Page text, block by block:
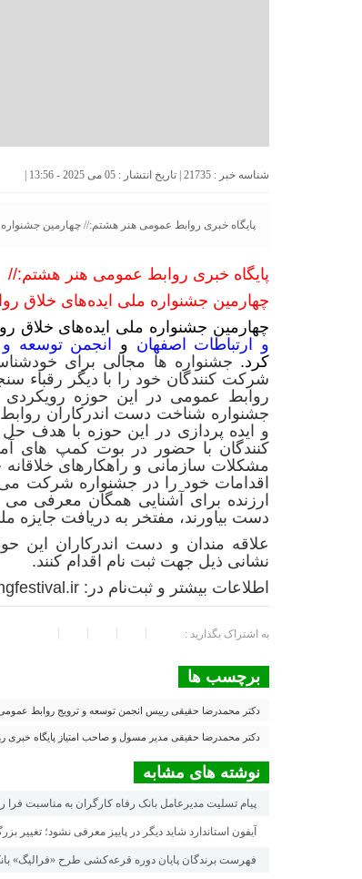
شناسه خبر : 21735 | تاریخ انتشار : 05 می 2025 - 13:56 |
پایگاه خبری روابط عمومی هنر هشتم:// چهارمین جشنواره
پایگاه خبری روابط عمومی هنر هشتم://
چهارمین جشنواره ملی ایده‌های خلاق
چهارمین جشنواره ملی ایده‌های خلاق
و ارتباطات اصفهان و انجمن توسعه
کرد. جشنواره ها مجالی برای
شرکت کنندگان خود را با دیگر رقباء
روابط عمومی در این حوزه
جشنواره شناخت دست اندرکاران
و ایده پردازی در این حوزه با هدف
کنندگان با حضور در بوت کمپ های
مشکلات سازمانی و راهکارهای خلاقانه
اقدامات خود را در جشنواره شرکت می
ارزنده برای آشنایی همگان معرفی
دست بیاورند، مفتخر به دریافت
علاقه مندان و دست اندرکاران این
نشانی ذیل جهت ثبت نام اقدام کنند.
اطلاعات بیشتر و ثبت‌نام در:
به اشتراک بگذارید :
برچسب ها
دکتر محمدرضا حقیقی رییس انجمن توسعه و ترویج روابط عمومی
دکتر محمدرضا حقیقی مدیر مسول و صاحب امتیاز پایگاه خبری
نوشته های مشابه
پیام تسلیت مدیرعامل بانک رفاه کارگران به مناسبت
آیفون استاندارد شاید دیگر در پاییز معرفی نشود؛ تغییر
فهرست برندگان پایان دوره قرعه‌کشی طرح «فرالیگ»